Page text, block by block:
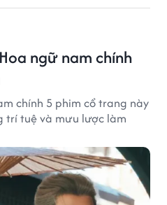
ngữ nam chính
chính 5 phim cổ trang này
trí tuệ và mưu lược làm